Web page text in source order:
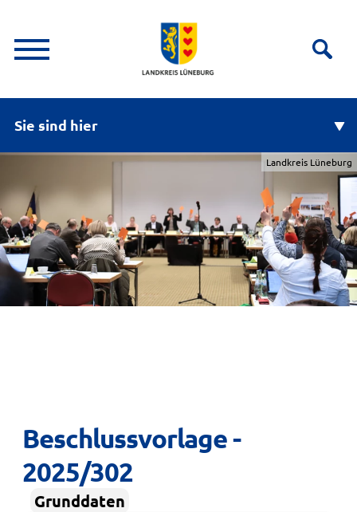
Sie sind hier
Landkreis Lüneburg
Beschlussvorlage -
2025/302
Grunddaten